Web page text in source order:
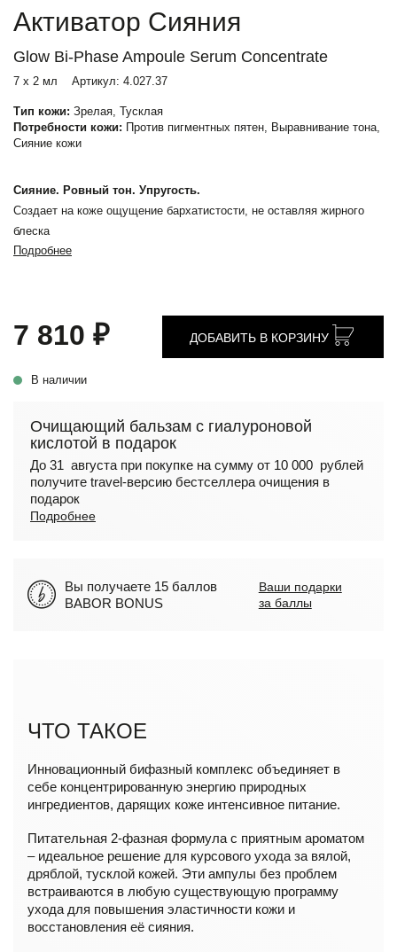
Активатор Сияния
Glow Bi-Phase Ampoule Serum Concentrate
7 x 2 мл Артикул: 4.027.37
Тип кожи: Зрелая, Тусклая
Потребности кожи: Против пигментных пятен, Выравнивание тона,
Сияние кожи
Сияние. Ровный тон. Упругость.
Создает на коже ощущение бархатистости, не оставляя жирного
блеска
Подробнее
7 810 ₽
В наличии
ДОБАВИТЬ В КОРЗИНУ
Очищающий бальзам с гиалуроновой
кислотой в подарок
До 31 августа при покупке на сумму от 10 000 рублей
получите travel-версию бестселлера очищения в
подарок
Подробнее
Вы получаете 15 баллов
BABOR BONUS
Ваши подарки
за баллы
ЧТО ТАКОЕ
Инновационный бифазный комплекс объединяет в
себе концентрированную энергию природных
ингредиентов, дарящих коже интенсивное питание.
Питательная 2-фазная формула с приятным ароматом
– идеальное решение для курсового ухода за вялой,
дряблой, тусклой кожей. Эти ампулы без проблем
встраиваются в любую существующую программу
ухода для повышения эластичности кожи и
восстановления её сияния.